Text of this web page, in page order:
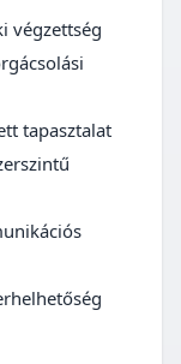
végzettség
tapasztalat